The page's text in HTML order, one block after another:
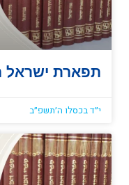
תפארת ישראל
י״ד בכסלו ה׳תשפ״ב